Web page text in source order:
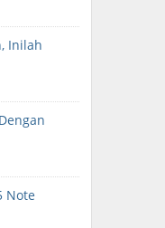
Inilah
Note